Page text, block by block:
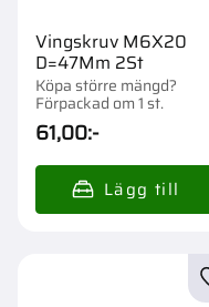
Vingskruv M6X20
D=47Mm 2St
Köpa större mängd?
Förpackad om 1 st.
61,00:-